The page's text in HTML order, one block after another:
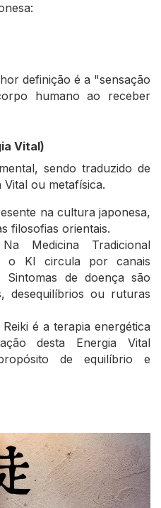
definição é a "sensação
humano ao receber
Vital)
sendo traduzido de
ou metafísica.
na cultura japonesa,
filosofias orientais.
Na Medicina Tradicional
o KI circula por canais
Sintomas de doença são
desequilíbrios ou ruturas
Reiki é a terapia energética
desta Energia Vital
de equilíbrio e